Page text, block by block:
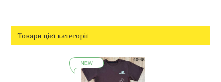
Товари цієї категорії